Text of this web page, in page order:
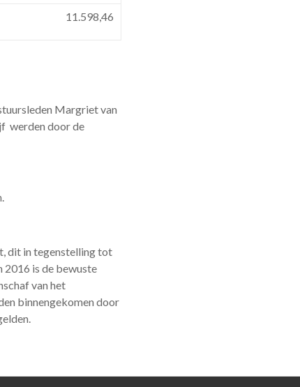
11.598,46
Margriet van
werden door de
dit in tegenstelling tot
2016 is de bewuste
van het
binnengekomen door